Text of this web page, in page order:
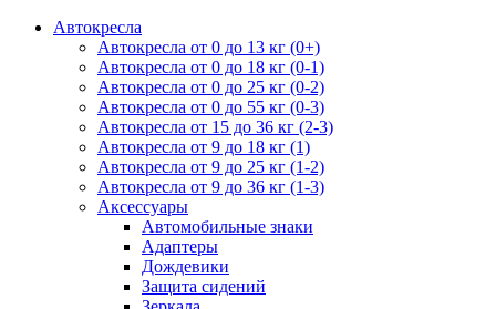
Автокресла
Автокресла от 0 до 13 кг (0+)
Автокресла от 0 до 18 кг (0-1)
Автокресла от 0 до 25 кг (0-2)
Автокресла от 0 до 55 кг (0-3)
Автокресла от 15 до 36 кг (2-3)
Автокресла от 9 до 18 кг (1)
Автокресла от 9 до 25 кг (1-2)
Автокресла от 9 до 36 кг (1-3)
Аксессуары
Автомобильные знаки
Адаптеры
Дождевики
Защита сидений